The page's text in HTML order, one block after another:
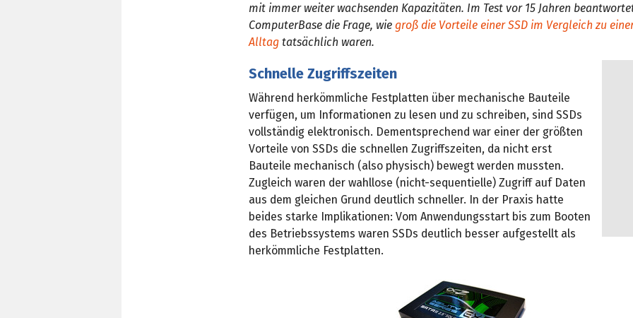
mit immer weiter wachsenden Kapazitäten. Im Test vor 15 Jahren
ComputerBase die Frage, wie groß die Vorteile einer SSD im Vergleich zu
Alltag tatsächlich waren.
Schnelle Zugriffszeiten
Während herkömmliche Festplatten über mechanische Bauteile
verfügen, um Informationen zu lesen und zu schreiben, sind SSDs
vollständig elektronisch. Dementsprechend war einer der größten
Vorteile von SSDs die schnellen Zugriffszeiten, da nicht erst
Bauteile mechanisch (also physisch) bewegt werden mussten.
Zugleich waren der wahllose (nicht-sequentielle) Zugriff auf Daten
aus dem gleichen Grund deutlich schneller. In der Praxis hatte
beides starke Implikationen: Vom Anwendungsstart bis zum Booten
des Betriebssystems waren SSDs deutlich besser aufgestellt als
herkömmliche Festplatten.